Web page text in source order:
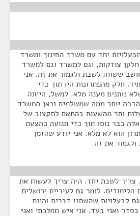
הבעלויות יחד עם משרד החינוך ומשרד
צודקות, וגם למשרד וגם למשרד
ששווה לשבת ולגמור את זה. אני
חלק מהפתרונות היו תוך כדי
נותנים מענה מלא. למשל, הייתה
יותר ממה שמשלמים וכאן המשרד
ותר מהשעות בהתאם לתקצוב של
כבר נוסו תוך כדי תנועה כהצעת
הוא לא מלא. אני יודע שהזמן
את זה.
לשבת יחד. היה צריך לעשות את
לומר גם לעיריית ירושלים
לבעלויות שהשתנו דברים והיום
ואני בעד. אני איש ממלכתי ואני